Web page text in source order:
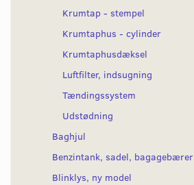
Krumtap - stempel
Krumtaphus - cylinder
Krumtaphusdæksel
Luftfilter, indsugning
Tændingssystem
Udstødning
Baghjul
Benzintank, sadel, bagagebærer
Blinklys, ny model